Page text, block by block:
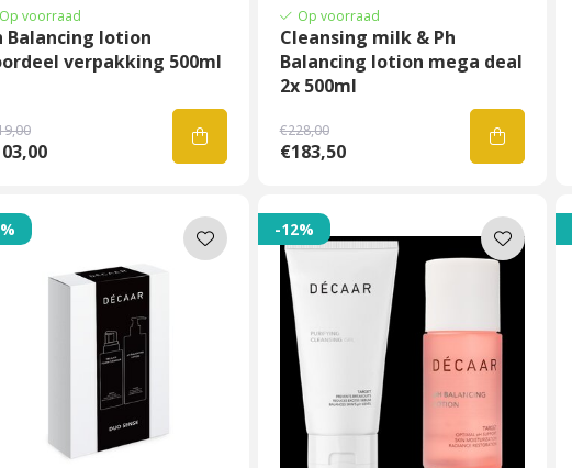
Op voorraad
Balancing lotion
verpakking 500ml
Op voorraad
Cleansing milk & Ph
Balancing lotion mega deal
2x 500ml
€228,00
€183,50
-12%